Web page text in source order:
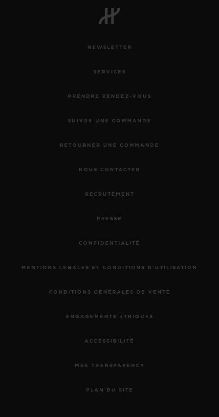
NEWSLETTER
SERVICES
PRENDRE RENDEZ-VOUS
SUIVRE UNE COMMANDE
RETOURNER UNE COMMANDE
NOUS CONTACTER
RECRUTEMENT
PRESSE
CONFIDENTIALITÉ
MENTIONS LÉGALES ET CONDITIONS D'UTILISATION
CONDITIONS GÉNÉRALES DE VENTE
ENGAGEMENTS ÉTHIQUES
ACCESSIBILITÉ
MSA TRANSPARENCY
PLAN DU SITE